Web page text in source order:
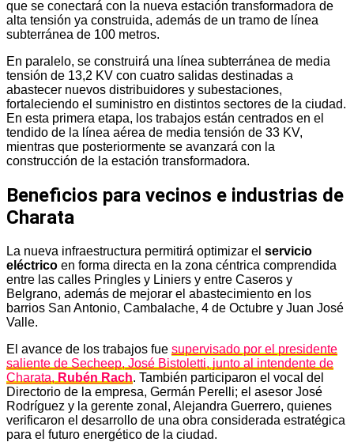
que se conectará con la nueva estación transformadora de
alta tensión ya construida, además de un tramo de línea
subterránea de 100 metros.
En paralelo, se construirá una línea subterránea de media
tensión de 13,2 KV con cuatro salidas destinadas a
abastecer nuevos distribuidores y subestaciones,
fortaleciendo el suministro en distintos sectores de la ciudad.
En esta primera etapa, los trabajos están centrados en el
tendido de la línea aérea de media tensión de 33 KV,
mientras que posteriormente se avanzará con la
construcción de la estación transformadora.
Beneficios para vecinos e industrias de
Charata
La nueva infraestructura permitirá optimizar el servicio
eléctrico en forma directa en la zona céntrica comprendida
entre las calles Pringles y Liniers y entre Caseros y
Belgrano, además de mejorar el abastecimiento en los
barrios San Antonio, Cambalache, 4 de Octubre y Juan José
Valle.
El avance de los trabajos fue supervisado por el presidente
saliente de Secheep, José Bistoletti, junto al intendente de
Charata, Rubén Rach. También participaron el vocal del
Directorio de la empresa, Germán Perelli; el asesor José
Rodríguez y la gerente zonal, Alejandra Guerrero, quienes
verificaron el desarrollo de una obra considerada estratégica
para el futuro energético de la ciudad.